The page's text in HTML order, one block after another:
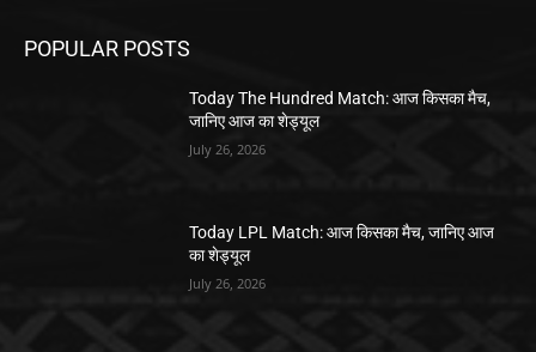
POPULAR POSTS
Today The Hundred Match: आज किसका मैच,
जानिए आज का शेड्यूल
July 26, 2026
Today LPL Match: आज किसका मैच, जानिए आज
का शेड्यूल
July 26, 2026